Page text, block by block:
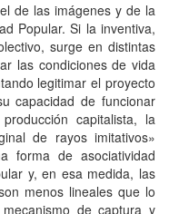
de las imágenes y de la
Popular. Si la inventiva,
surge en distintas
las condiciones de vida
legitimar el proyecto
capacidad de funcionar
capitalista, la
de rayos imitativos»
forma de asociatividad
y, en esa medida, las
menos lineales que lo
de captura y